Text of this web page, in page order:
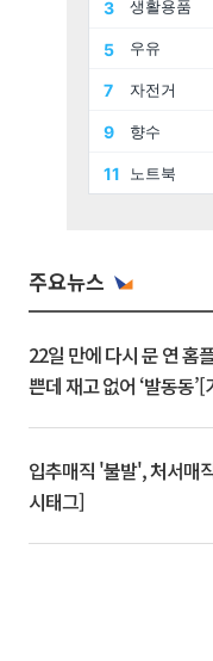
주요뉴스
22일 만에 다시 문 연 홈
쁜데 재고 없어 ‘발동동
입추매직 '불발', 처서매
시태그]